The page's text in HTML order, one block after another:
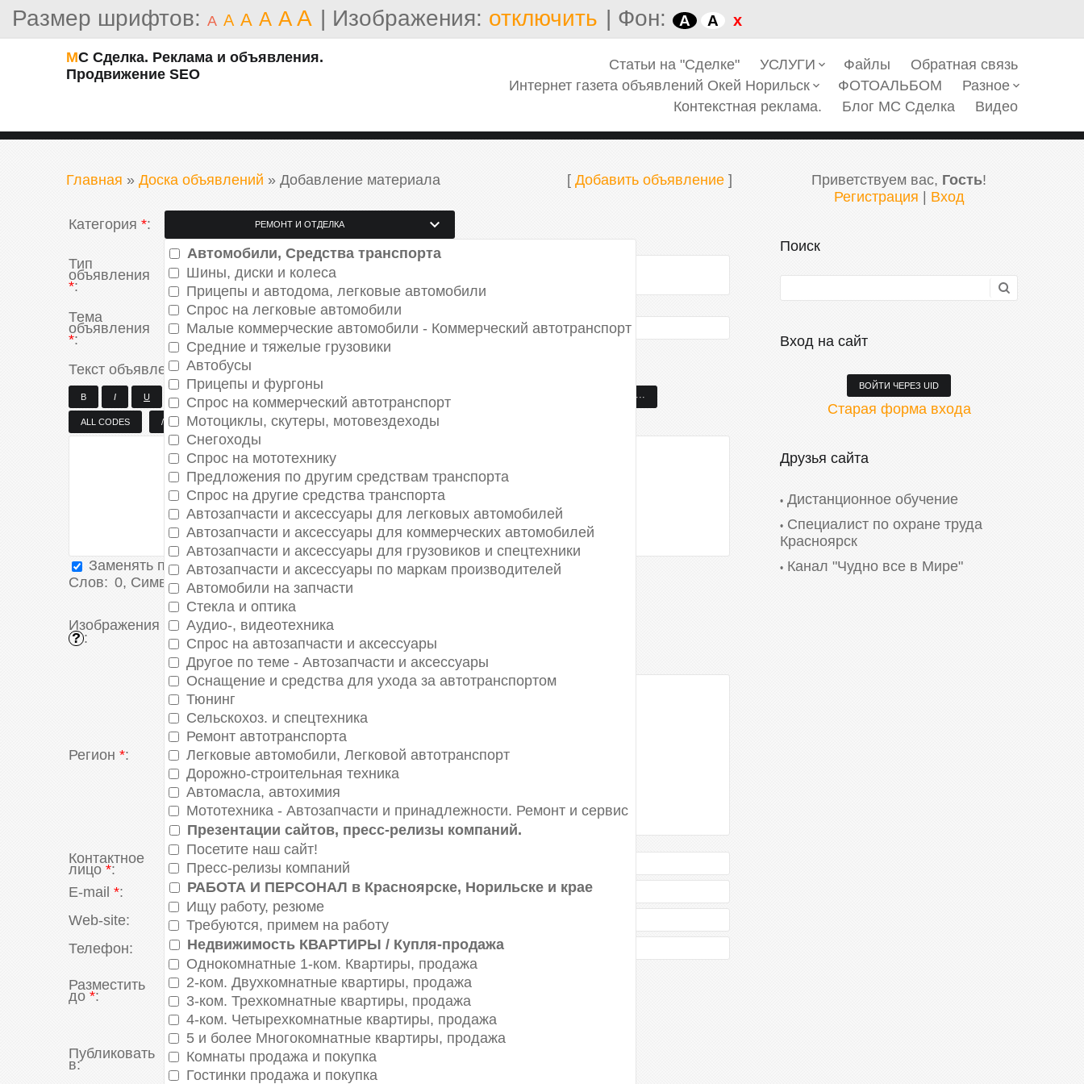
Размер шрифтов: A A A A A A | Изображения: отключить | Фон: A A x
МС Сделка. Реклама и объявления.
Продвижение SEO
Статьи на "Сделке" УСЛУГИ keyboard_arrow_down Файлы
Обратная связь
Интернет газета объявлений Окей Норильск keyboard_arrow_down ФОТОАЛЬБОМ Разное keyboard_arrow_down
Контекстная реклама. Блог МС Сделка Видео
Главная » Доска объявлений » Добавление материала [ Добавить объявление ]
Категория *:
Автомобили, Средства транспорта
Шины, диски и колеса
Прицепы и автодома, легковые автомобили
Спрос на легковые автомобили
Малые коммерческие автомобили - Коммерческий автотранспорт
Средние и тяжелые грузовики
Автобусы
Прицепы и фургоны
Спрос на коммерческий автотранспорт
Мотоциклы, скутеры, мотовездеходы
Снегоходы
Спрос на мототехнику
Предложения по другим средствам транспорта
Спрос на другие средства транспорта
Автозапчасти и аксессуары для легковых автомобилей
Автозапчасти и аксессуары для коммерческих автомобилей
Автозапчасти и аксессуары для грузовиков и спецтехники
Автозапчасти и аксессуары по маркам производителей
Автомобили на запчасти
Стекла и оптика
Аудио-, видеотехника
Спрос на автозапчасти и аксессуары
Другое по теме - Автозапчасти и аксессуары
Оснащение и средства для ухода за автотранспортом
Тюнинг
Сельскохоз. и спецтехника
Ремонт автотранспорта
Легковые автомобили, Легковой автотранспорт
Дорожно-строительная техника
Автомасла, автохимия
Мототехника - Автозапчасти и принадлежности. Ремонт и сервис
Презентации сайтов, пресс-релизы компаний.
Посетите наш сайт!
Пресс-релизы компаний
РАБОТА И ПЕРСОНАЛ в Красноярске, Норильске и крае
Ищу работу, резюме
Требуются, примем на работу
Недвижимость КВАРТИРЫ / Купля-продажа
Однокомнатные 1-ком. Квартиры, продажа
2-ком. Двухкомнатные квартиры, продажа
3-ком. Трехкомнатные квартиры, продажа
4-ком. Четырехкомнатные квартиры, продажа
5 и более Многокомнатные квартиры, продажа
Комнаты продажа и покупка
Гостинки продажа и покупка
Тип
объявления
*:
Информация
Предложение
Тема
объявления
*:
Текст объявления*:
Заменять переводы строк тегом<BR>
Слов: 0, Символов: 0/0
Изображения
? : Стандартный загрузчик
Регион *:
(за пределами России)
Москва
Московская область
Адыгея
Амурская область
Белгород
Брянск
Бурятия
Владимир
Вологда
Воронеж
Дагестан
Еврейский АО
Екатеринбург
Ингушетия
Кабардино-Балкария
Калмыкия
Калуга
Камчатская область
Карелия
Киров
Коми-Пермяцкий АО
Корякский АО
Кострома
Краснодарский край
Краснодарский край - Сочи
КРАСНОЯРСК
Курск
Липецк
Магадан
Марий Эл
Мордовия
Мурманск
Ненецкий АО
Новгород
Контактное
лицо *:
E-mail *:
Web-site:
Телефон:
Разместить
до *: - - :
Публиковать
в:
Приветствуем вас, Гость!
Регистрация
Вход
Поиск
Вход на сайт
ВОЙТИ ЧЕРЕЗ UID
Старая форма входа
Друзья сайта
Дистанционное обучение
Специалист по охране труда
Красноярск
Канал "Чудно все в Мире"